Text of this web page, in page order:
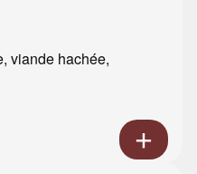
viande hachée,